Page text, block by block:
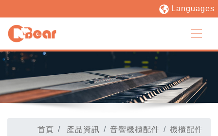
Languages
首頁 產品資訊 音響機櫃配件
機櫃配件